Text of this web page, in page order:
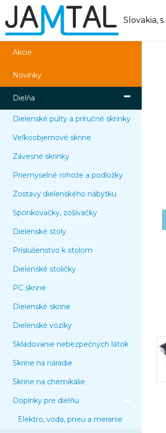
Slovakia,
Akcie
Novinky
Dielňa
Dielenské pulty a príručné skrinky
Veľkoobjemové skrine
Závesné skrinky
Priemyselné rohože a podložky
Zostavy dielenského nábytku
Sponkovačky, zošívačky
Dielenské stoly
Príslušenstvo k stolom
Dielenské stoličky
PC skrine
Dielenské skrine
Dielenské vozíky
Skladovanie nebezpečných látok
Skrine na náradie
Skrine na chemikálie
Doplnky pre dielňu
Elektro, voda, pneu a meranie